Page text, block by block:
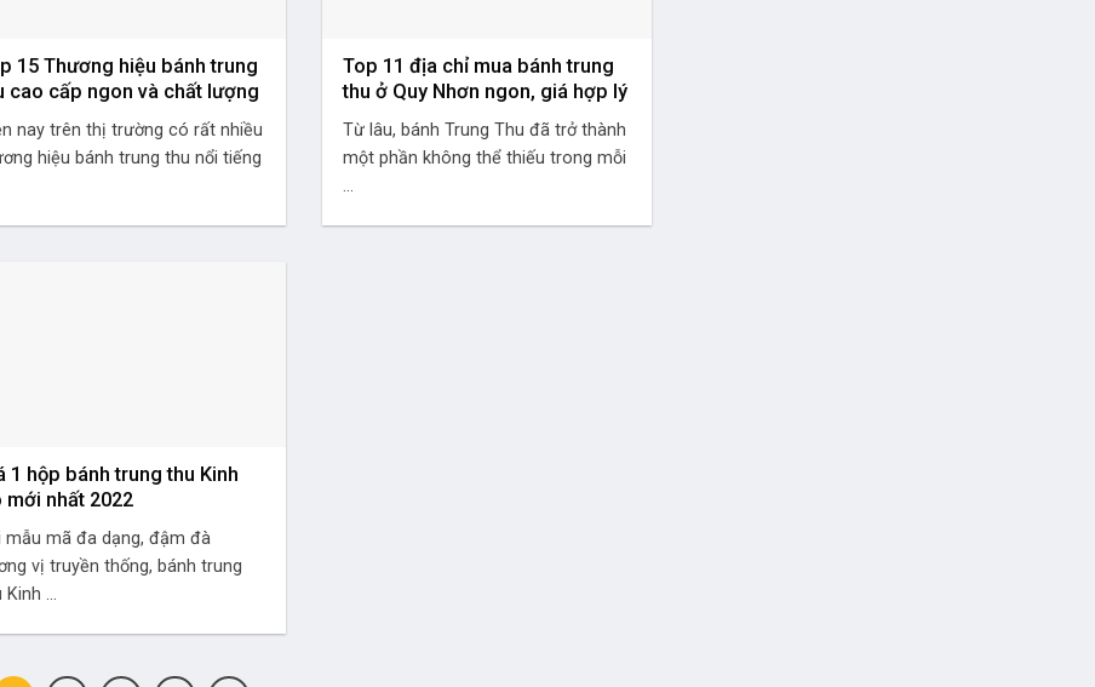
15 Thương hiệu bánh trung
cao cấp ngon và chất lượng
nay trên thị trường có rất nhiều
hiệu bánh trung thu nổi tiếng
Top 11 địa chỉ mua bánh trung
thu ở Quy Nhơn ngon, giá hợp lý
Từ lâu, bánh Trung Thu đã trở thành
một phần không thể thiếu trong mỗi
...
1 hộp bánh trung thu Kinh
mới nhất 2022
mẫu mã đa dạng, đậm đà
vị truyền thống, bánh trung
Kinh ...